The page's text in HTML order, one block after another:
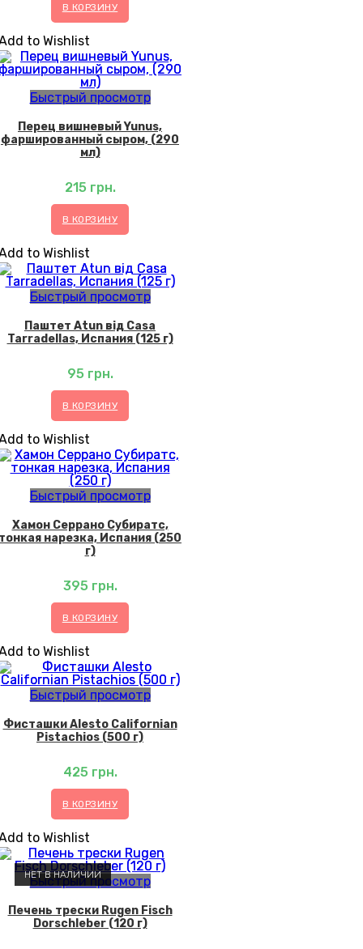
В КОРЗИНУ
to Wishlist
Быстрый просмотр
Перец вишневый Yunus,
фаршированный сыром, (290
мл)
215 грн.
В КОРЗИНУ
to Wishlist
Быстрый просмотр
Паштет Atun від Casa
Tarradellas, Испания (125 г)
95 грн.
В КОРЗИНУ
to Wishlist
Быстрый просмотр
Хамон Серрано Субиратс,
нарезка, Испания (250
г)
395 грн.
В КОРЗИНУ
to Wishlist
Быстрый просмотр
Фисташки Alesto Californian
Pistachios (500 г)
425 грн.
В КОРЗИНУ
to Wishlist
НЕТ В НАЛИЧИИ
Быстрый просмотр
Печень трески Rugen Fisch
Dorschleber (120 г)